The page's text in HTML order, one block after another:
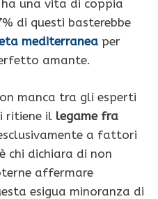
una vita di coppia
di questi basterebbe
mediterranea per
amante.
manca tra gli esperti
ritiene il legame fra
a fattori
chi dichiara di non
affermare
esigua minoranza di